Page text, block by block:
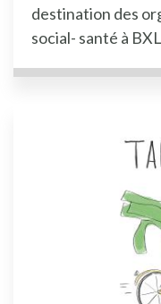
destination des
social- santé à